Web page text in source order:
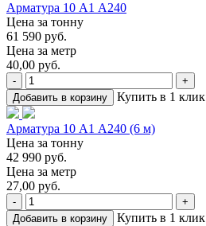
Арматура 10 А1 А240
Цена за тонну
61 590 руб.
Цена за метр
40,00 руб.
-
+
Добавить в корзину
Купить в 1 клик
Арматура 10 А1 А240 (6 м)
Цена за тонну
42 990 руб.
Цена за метр
27,00 руб.
-
+
Добавить в корзину
Купить в 1 клик